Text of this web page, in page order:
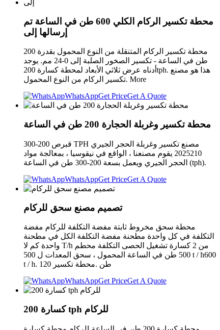
محطة تكسير الركام الكلي 600 طن في الساعة تم
إرسالها إلى
محطة تكسير الركام المتنقلة من النوع المحمول بقدرة 200
طن في الساعة - تكسير الصخور الصلبة إلى 0-24 مم. يوجد
أدناه عرض ثلاثي الأبعاد لمحطة كسارة 200tph. هذا هو مصنع
تكسير الركام من النوع المحمول. More
WhatsAppGet PriceGet A Quote
محطة تكسير وغربلة الحجارة 200 طن في الساعة
قبرص 200-300 TPH مصنع تكسير وغربلة الحجر الجيري
2025210 يقوم مصنعنا ، الواقع في نيقوسيا ، بمعالجة مواد
الحجر الجيري ويعمل بسعة 200-300 طن في الساعة (tph).
WhatsAppGet PriceGet A Quote
تصميم مصنع سحق للركام
محطة سحق مخروط ثابتة مفضة التكلفة للركام مفضة
التكلفة في كل واحدة مطحنة مفضة التكلفة الكل في مطحنة
واحدة كم لا T/h من 2 كسارة تشغيل الحصى التكلفة محطم
500 طن في الساعة المحمول ، سحق المعدات ل 500 t / h600
t / h. 120 طن .محطة تكسير
WhatsAppGet PriceGet A Quote
200 كسارة tph للركام